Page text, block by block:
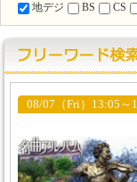
地デジ
BS CS
08/07（Fri）13:05～